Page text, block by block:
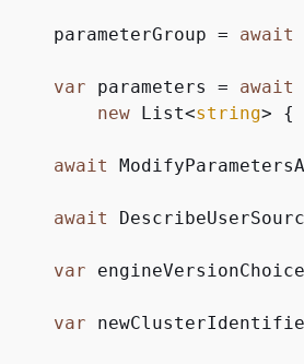
parameterGroup =
await
var parameters = await
new List<string> {
await
await
var
var